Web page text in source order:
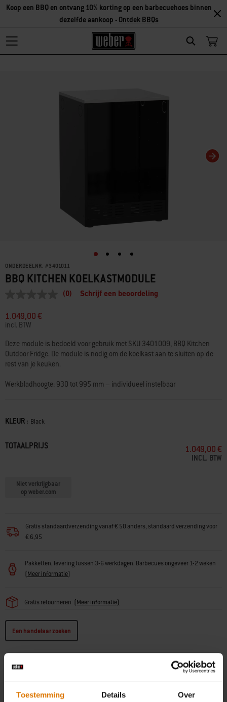
Toestemming Details Over
Search
Koop een BBQ en ontvang 10% korting op een barbecuehoes binnen
dezelfde aankoop - Ontdek BBQs
ONDERDEELNR. #3401011
BBQ KITCHEN KOELKASTMODULE
Dezelfde
paginalink.
(0) Schrijf een beoordeling
1.049,00 €
incl. BTW
Deze module is bedoeld voor gebruik met SKU 3401009, BBQ Kitchen
Outdoor Fridge. De module is nodig om de koelkast aan te sluiten op de
rest van je keuken.
Werkbladhoogte: 930 tot 995 mm – individueel instelbaar
Kleur
KLEUR : Black
TOTAALPRIJS 1.049,00 €
INCL. BTW
Niet verkrijgbaar
op weber.com
Gratis standaardverzending vanaf € 50 anders, standaard verzending voor
€ 6,95
Pakketten, levering tussen 3-6 werkdagen. Barbecues ongeveer 1-2 weken
(Meer informatie)
Gratis retourneren (Meer informatie)
Een handelaar zoeken